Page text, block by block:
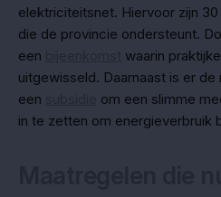
elektriciteitsnet. Hiervoor zijn
die de provincie ondersteunt.
een
waarin
uitgewisseld. Daarnaast is er de
een
om een slimme
in te zetten om energieverbruik